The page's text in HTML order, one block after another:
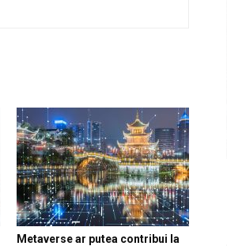
Metaverse ar putea contribui la